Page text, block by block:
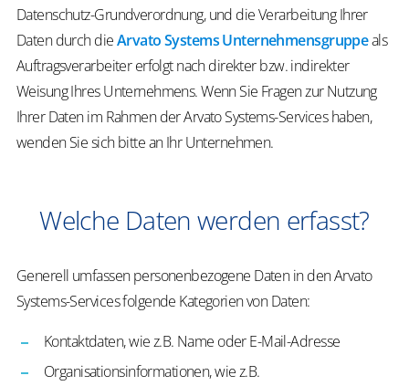
Datenschutz-Grundverordnung, und die Verarbeitung Ihrer
Daten durch dieArvato Systems Unternehmensgruppeals
Auftragsverarbeiter erfolgt nach direkter bzw. indirekter
Weisung Ihres Unternehmens. Wenn Sie Fragen zur Nutzung
Ihrer Daten im Rahmen der Arvato Systems-Services haben,
wenden Sie sich bitte an Ihr Unternehmen.
Welche Daten werden erfasst?
Generell umfassen personenbezogene Daten in den Arvato
Systems-Services folgende Kategorien von Daten:
Kontaktdaten, wie z.B. Name oder E-Mail-Adresse
Organisationsinformationen, wie z.B.